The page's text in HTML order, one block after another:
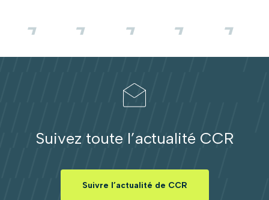
Suivez toute l’actualité CCR
Suivre l’actualité de CCR